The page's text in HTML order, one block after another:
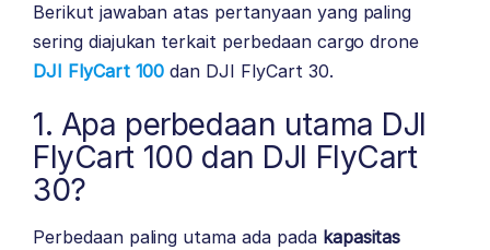
Berikut jawaban atas pertanyaan yang paling
sering diajukan terkait perbedaan cargo drone
DJI FlyCart 100 dan DJI FlyCart 30.
1. Apa perbedaan utama DJI
FlyCart 100 dan DJI FlyCart
30?
Perbedaan paling utama ada pada kapasitas